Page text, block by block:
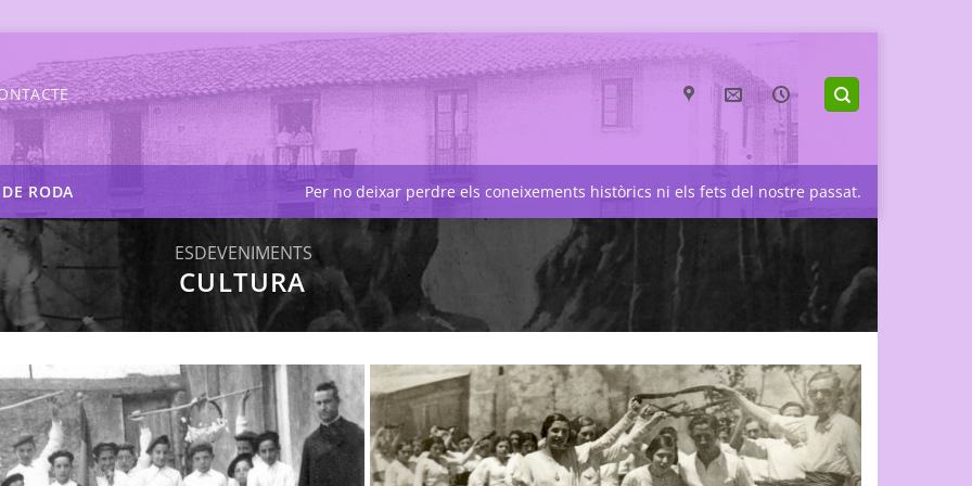
RODA Per no deixar perdre els coneixements històrics ni els fets del nostre passat.
ESDEVENIMENTS
CULTURA